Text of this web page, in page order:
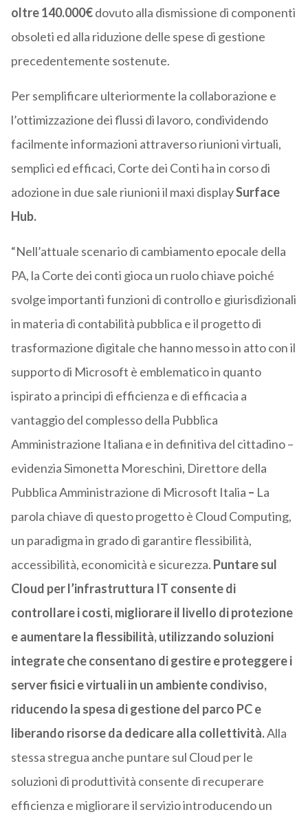
oltre 140.000€dovuto alla dismissione di componenti
obsoleti ed alla riduzione delle spese di gestione
precedentemente sostenute.
Per semplificare ulteriormente la collaborazione e
l’ottimizzazione dei flussi di lavoro, condividendo
facilmente informazioni attraverso riunioni virtuali,
semplici ed efficaci, Corte dei Conti ha in corso di
adozione in due sale riunioni il maxi displaySurface
Hub.
“Nell’attuale scenario di cambiamento epocale della
PA, la Corte dei conti gioca un ruolo chiave poiché
svolge importanti funzioni di controllo e giurisdizionali
in materia di contabilità pubblica e il progetto di
trasformazione digitale che hanno messo in atto con il
supporto di Microsoft è emblematico in quanto
ispirato a principi di efficienza e di efficacia a
vantaggio del complesso della Pubblica
Amministrazione Italiana e in definitiva del cittadino –
evidenzia Simonetta Moreschini, Direttore della
Pubblica Amministrazione di Microsoft Italia – La
parola chiave di questo progetto è Cloud Computing,
un paradigma in grado di garantire flessibilità,
accessibilità, economicità e sicurezza. Puntare sul
Cloud per l’infrastruttura IT consente di
controllare i costi, migliorare il livello di protezione
e aumentare la flessibilità, utilizzando soluzioni
integrate che consentano di gestire e proteggere i
server fisici e virtuali in un ambiente condiviso,
riducendo la spesa di gestione del parco PC e
liberando risorse da dedicare alla collettività.Alla
stessa stregua anche puntare sul Cloud per le
soluzioni di produttività consente di recuperare
efficienza e migliorare il servizio introducendo un